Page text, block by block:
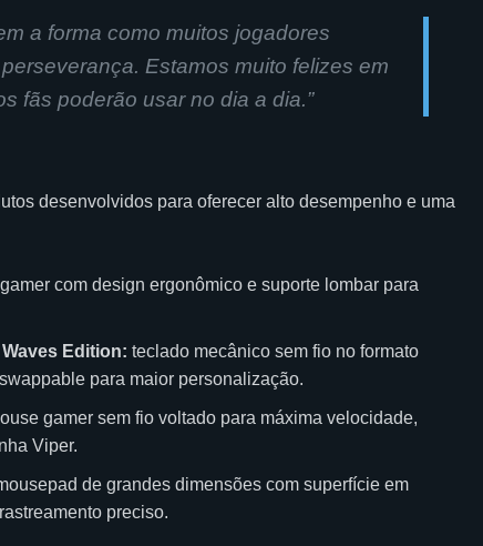
a forma como muitos jogadores
Estamos muito felizes em
fãs poderão usar no dia a dia.”
desenvolvidos para oferecer alto desempenho e uma
com design ergonômico e suporte lombar para
Edition: teclado mecânico sem fio no formato
para maior personalização.
gamer sem fio voltado para máxima velocidade,
Viper.
de grandes dimensões com superfície em
preciso.